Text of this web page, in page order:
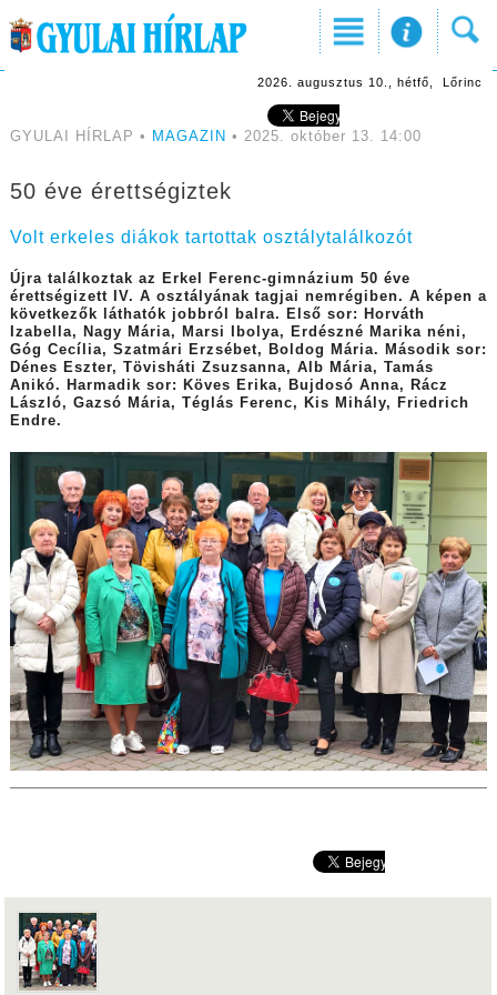
2026. augusztus 10., hétfő, Lőrinc
GYULAI HÍRLAP • MAGAZIN • 2025. október 13. 14:00
50 éve érettségiztek
Volt erkeles diákok tartottak osztálytalálkozót
Újra találkoztak az Erkel Ferenc-gimnázium 50 éve
érettségizett IV. A osztályának tagjai nemrégiben. A képen a
következők láthatók jobbról balra. Első sor: Horváth
Izabella, Nagy Mária, Marsi Ibolya, Erdészné Marika néni,
Góg Cecília, Szatmári Erzsébet, Boldog Mária. Második sor:
Dénes Eszter, Tövisháti Zsuzsanna, Alb Mária, Tamás
Anikó. Harmadik sor: Köves Erika, Bujdosó Anna, Rácz
László, Gazsó Mária, Téglás Ferenc, Kis Mihály, Friedrich
Endre.